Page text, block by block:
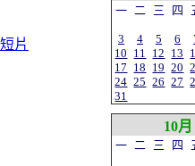
一 二 三 四
3 4 5 6
10 11 12 13
17 18 19 20
24 25 26 27
31
10月
一 二 三 四